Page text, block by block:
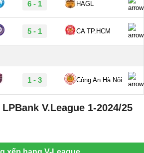
V.League 1-2024/25